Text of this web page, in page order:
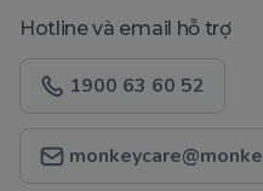
Hotline và email hỗ trợ
1900 63 60 52